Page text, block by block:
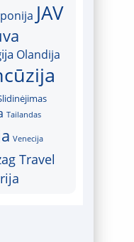
JAV
Olandija
Tailandas
Venecija
Travel